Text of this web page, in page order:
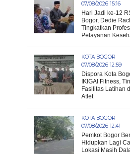
07/08/2026 15:16
Hari Jadi ke-12
Bogor, Dedie
Tingkatkan
Pelayanan
KOTA BOGOR
07/08/2026 12:59
Dispora Kota
IKIGAI Fitness,
Fasilitas Latihan
Atlet
KOTA BOGOR
07/08/2026 12:41
Pemkot Bogor
Hidupkan Lagi
Lokasi Masih